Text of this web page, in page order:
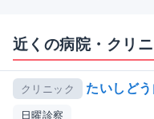
近くの病院・クリ
クリニック たいしど
日曜診察